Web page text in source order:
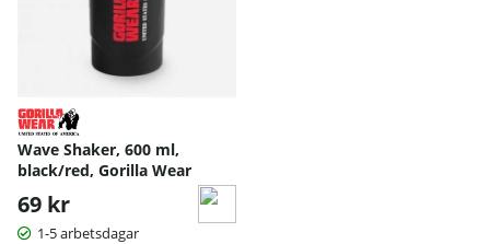
Wave Shaker, 600 ml,
black/red, Gorilla Wear
69 kr
1-5 arbetsdagar